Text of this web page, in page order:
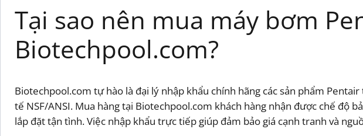
Tại sao nên mua máy bơm
Biotechpool.com?
Biotechpool.com tự hào là đại lý nhập khẩu chính hãng các sản phẩm
tế NSF/ANSI. Mua hàng tại Biotechpool.com khách hàng nhận được chế độ
lắp đặt tận tình. Việc nhập khẩu trực tiếp giúp đảm bảo giá cạnh tranh và